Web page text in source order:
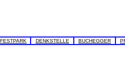
FESTPARK DENKSTELLE BUCHEGGER